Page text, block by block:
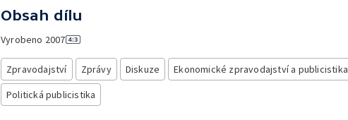
Obsah dílu
Vyrobeno 2007
Zpravodajství Zprávy Diskuze
Ekonomické zpravodajství a publicistika
Politická publicistika